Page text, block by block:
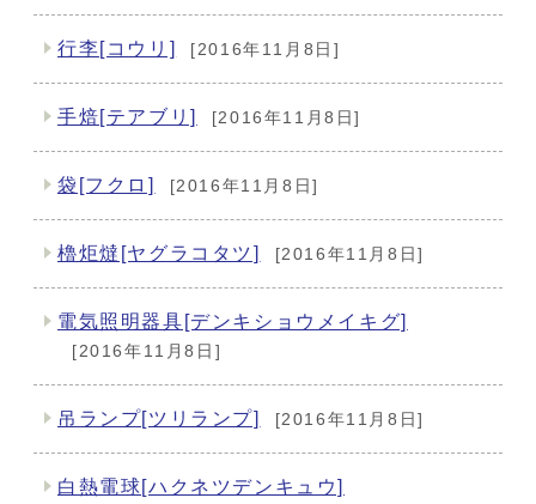
行李[コウリ] [2016年11月8日]
手焙[テアブリ] [2016年11月8日]
袋[フクロ] [2016年11月8日]
櫓炬燵[ヤグラコタツ] [2016年11月8日]
電気照明器具[デンキショウメイキグ]
[2016年11月8日]
吊ランプ[ツリランプ] [2016年11月8日]
白熱電球[ハクネツデンキュウ]